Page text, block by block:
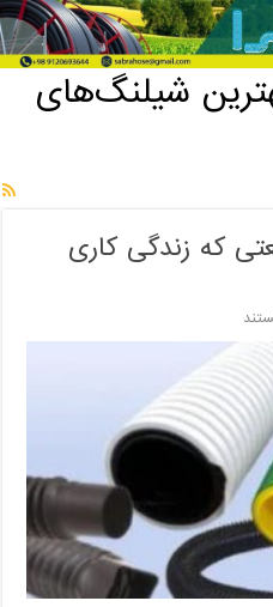
صنعتی
شیلنگ‌های
که زندگی کاری